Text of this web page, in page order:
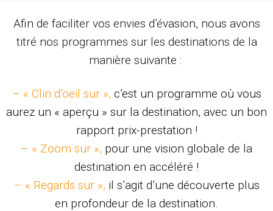
Afin de faciliter vos envies d’évasion, nous avons
titré nos programmes sur les destinations de la
manière suivante :
– « Clin d’oeil sur », c’est un programme où vous
aurez un « aperçu » sur la destination, avec un bon
rapport prix-prestation !
– « Zoom sur », pour une vision globale de la
destination en accéléré !
– « Regards sur », il s’agit d’une découverte plus
en profondeur de la destination.